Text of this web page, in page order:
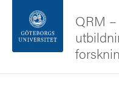
Sidfoten
QRM